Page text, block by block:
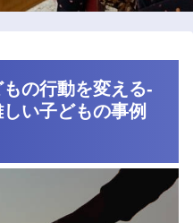
の行動を変える-
い子どもの事例